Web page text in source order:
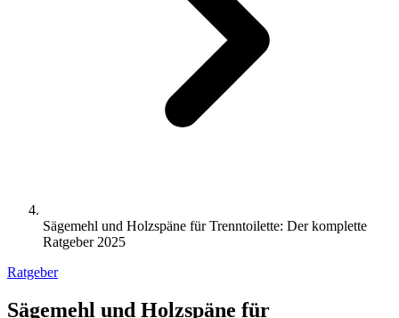
Sägemehl und Holzspäne für Trenntoilette: Der komplette
Ratgeber 2025
Ratgeber
Sägemehl und Holzspäne für